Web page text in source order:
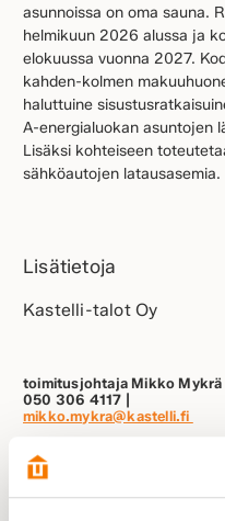
asunnoissa on oma sauna.
helmikuun 2026 alussa ja
elokuussa vuonna 2027.
kahden-kolmen
haluttuine
A-energialuokan asuntojen
Lisäksi kohteiseen
sähköautojen latausasemia.
Lisätietoja
Kastelli-talot Oy
toimitusjohtaja Mikko Mykrä
050 306 4117 |
mikko.mykra@kastelli.fi
Kuuskodit Investment